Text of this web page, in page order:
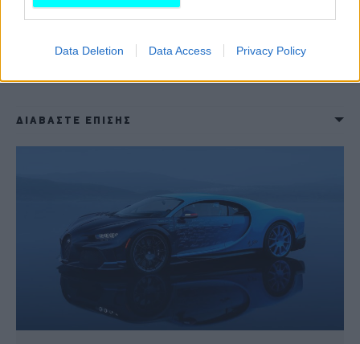
Data Deletion Data Access Privacy Policy
ΔΙΑΒΑΣΤΕ ΕΠΙΣΗΣ